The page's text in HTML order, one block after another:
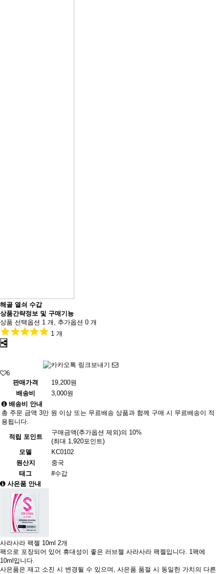
해골 열쇠 수갑
상품간략정보 및 구매기능
상품 선택옵션 1 개, 추가옵션 0 개
1 개
6
판매가격
19,200원
배송비
3,000원
배송비 안내
총 주문 금액 3만 원 이상 또는 무료배송 상품과 함께 구매 시 무료배송이 적
용됩니다.
적립 포인트
구매금액(추가옵션 제외)의 10%
(최대 1,920포인트)
모델
KC0102
원산지
중국
태그
#수갑
사은품 안내
사라사라 팩젤 10ml 2개
팩으로 포장되어 있어 휴대성이 좋은 러브젤 사라사라 팩젤입니다. 1팩에
10ml입니다.
사은품은 재고 소진 시 변경될 수 있으며, 사은품 품절 시 동일한 가치의 다른